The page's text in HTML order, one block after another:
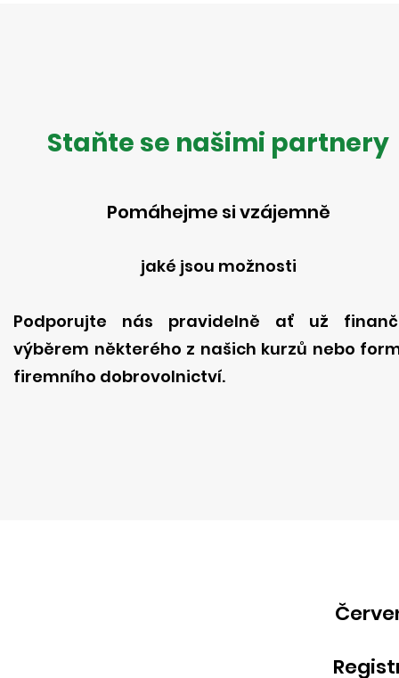
Staňte se našimi partnery
Pomáhejme si vzájemně
jaké jsou možnosti
Podporujte nás pravidelně ať už
výběrem některého z našich kurzů nebo
firemního dobrovolnictví.